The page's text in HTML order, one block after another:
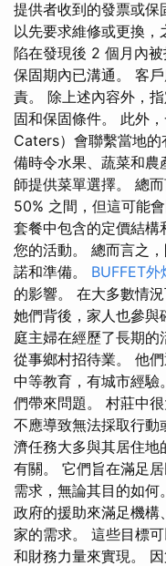
提供者收到的發票或
以先要求維修或更換
陷在發現後 2 個月內
保固期內已溝通。 客
責。 除上述內容外，
固和保固條件。 此外
Caters）會聯繫當地
備時令水果、蔬菜和
師提供菜單選擇。 總
50% 之間，但這可能
套餐中包含的定價結構
您的活動。 總而言之
諾和準備。 BUFFET外
的影響。 在大多數情
她們背後，家人也參與
庭主婦在經歷了長期
從事鄉村招待業。 他
中等教育，有城市經
們帶來問題。 村莊中
不應導致無法採取行動
濟任務大多與其居住地
有關。 它們旨在滿足
需求，無論其目的如何
政府的援助來滿足機構
家的需求。 這些目標
和財務力量來實現。